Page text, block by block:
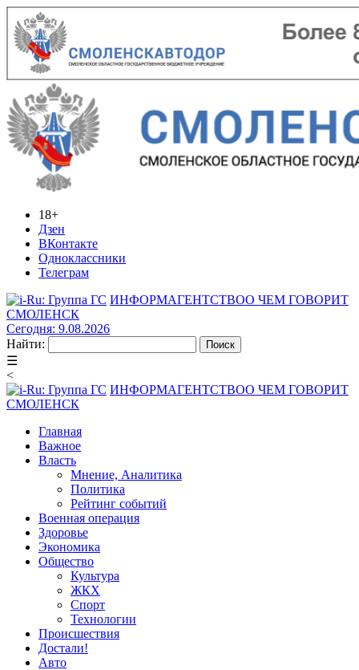
18+
Дзен
ВКонтакте
Одноклассники
Телеграм
ИНФОРМАГЕНТСТВОО ЧЕМ ГОВОРИТ
СМОЛЕНСК
Сегодня: 9.08.2026
Найти:
☰
<
ИНФОРМАГЕНТСТВОО ЧЕМ ГОВОРИТ
СМОЛЕНСК
Главная
Важное
Власть
Мнение, Аналитика
Политика
Рейтинг событий
Военная операция
Здоровье
Экономика
Общество
Культура
ЖКХ
Спорт
Технологии
Происшествия
Достали!
Авто